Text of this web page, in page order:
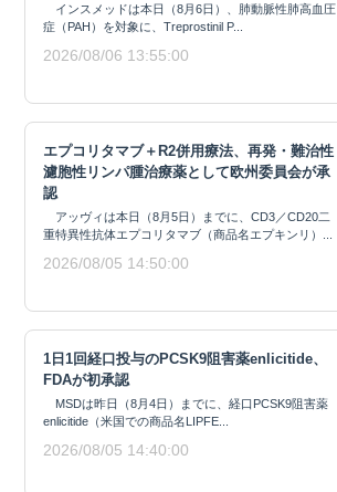
インスメッドは本日（8月6日）、肺動脈性肺高血圧
症（PAH）を対象に、Treprostinil P...
2026/08/06 13:55:00
エプコリタマブ＋R2併用療法、再発・難治性
濾胞性リンパ腫治療薬として欧州委員会が承
認
アッヴィは本日（8月5日）までに、CD3／CD20二
重特異性抗体エプコリタマブ（商品名エプキンリ）...
2026/08/05 14:50:00
1日1回経口投与のPCSK9阻害薬enlicitide、
FDAが初承認
MSDは昨日（8月4日）までに、経口PCSK9阻害薬
enlicitide（米国での商品名LIPFE...
2026/08/05 14:40:00